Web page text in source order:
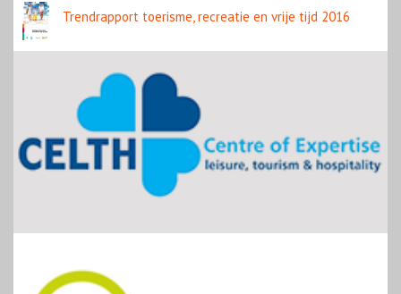
Trendrapport toerisme, recreatie en vrije tijd 2016